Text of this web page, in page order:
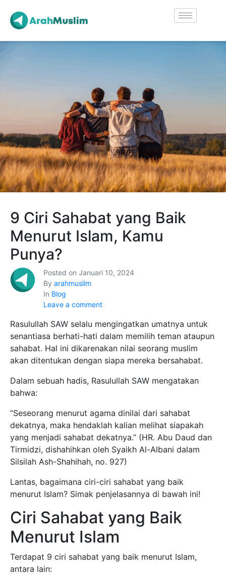
Posted on Januari 10, 2024
By arahmuslim
In Blog
Leave a comment
9 Ciri Sahabat yang Baik
Menurut Islam, Kamu
Punya?
Rasulullah SAW selalu mengingatkan umatnya untuk
senantiasa berhati-hati dalam memilih teman ataupun
sahabat. Hal ini dikarenakan nilai seorang muslim
akan ditentukan dengan siapa mereka bersahabat.
Dalam sebuah hadis, Rasulullah SAW mengatakan
bahwa:
“Seseorang menurut agama dinilai dari sahabat
dekatnya, maka hendaklah kalian melihat siapakah
yang menjadi sahabat dekatnya.” (HR. Abu Daud dan
Tirmidzi, dishahihkan oleh Syaikh Al-Albani dalam
Silsilah Ash-Shahihah, no. 927)
Lantas, bagaimana ciri-ciri sahabat yang baik
menurut Islam? Simak penjelasannya di bawah ini!
Ciri Sahabat yang Baik
Menurut Islam
Terdapat 9 ciri sahabat yang baik menurut Islam,
antara lain: